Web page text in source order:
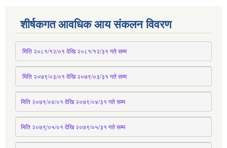
शीर्षकगत आवधिक आय संकलन विवरण
मिति २०८१/१२/०१ देखि २०८१/१२/३१ गते सम्म
मिति २०७९/०३/०१ देखि २०७९/०३/३१ गते सम्म
मिति २०७९/०४/०१ देखि २०७९/०४/३१ गते सम्म
मिति २०७९्/०५/०१ देखि २०७९/०५/३१ गते सम्म